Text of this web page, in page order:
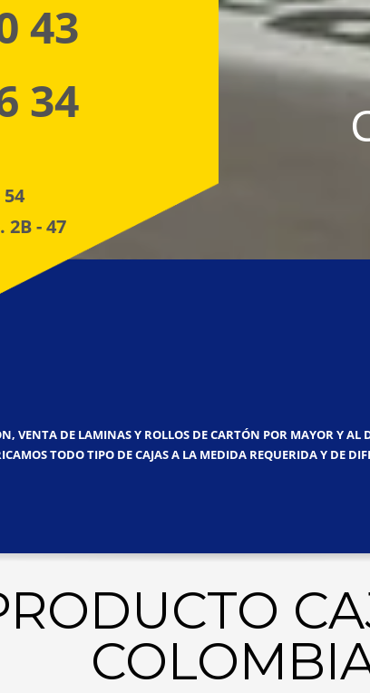
43
34
- 47
VENTA DE LAMINAS Y ROLLOS DE CARTÓN POR MAYOR Y
TODO TIPO DE CAJAS A LA MEDIDA REQUERIDA Y DE